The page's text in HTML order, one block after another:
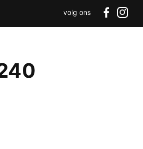
volg ons
Zoeken